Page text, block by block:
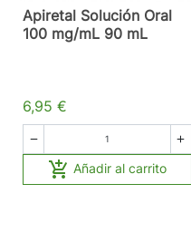
Apiretal Solución Oral
100 mg/mL 90 mL
6,95 €
 
 Añadir al carrito